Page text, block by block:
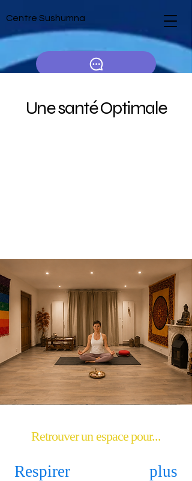
Centre Sushumna
Une santé Optimale
Retrouver un espace pour...
Respirer plus